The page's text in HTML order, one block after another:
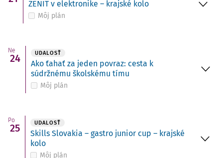
ZENIT v elektronike – krajské kolo
Môj plán
Ne
24 UDALOSŤ
Ako ťahať za jeden povraz: cesta k
súdržnému školskému tímu
Môj plán
Po
25 UDALOSŤ
Skills Slovakia – gastro junior cup – krajské
kolo
Môj plán